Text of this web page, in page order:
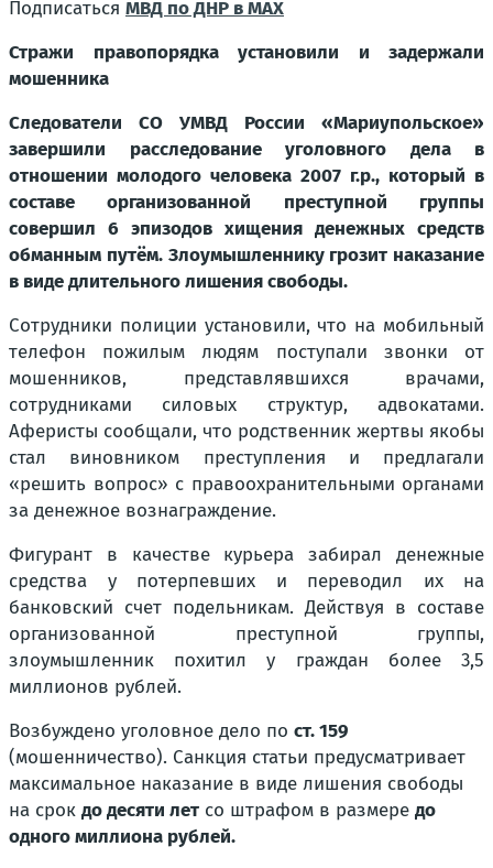
Подписаться МВД по ДНР в MAX
Стражи правопорядка установили и задержали
мошенника
Следователи СО УМВД России «Мариупольское»
завершили расследование уголовного дела в
отношении молодого человека 2007 г.р., который в
составе организованной преступной группы
совершил 6 эпизодов хищения денежных средств
обманным путём. Злоумышленнику грозит наказание
в виде длительного лишения свободы.
Сотрудники полиции установили, что на мобильный
телефон пожилым людям поступали звонки от
мошенников, представлявшихся врачами,
сотрудниками силовых структур, адвокатами.
Аферисты сообщали, что родственник жертвы якобы
стал виновником преступления и предлагали
«решить вопрос» с правоохранительными органами
за денежное вознаграждение.
Фигурант в качестве курьера забирал денежные
средства у потерпевших и переводил их на
банковский счет подельникам. Действуя в составе
организованной преступной группы,
злоумышленник похитил у граждан более 3,5
миллионов рублей.
Возбуждено уголовное дело по ст. 159
(мошенничество). Санкция статьи предусматривает
максимальное наказание в виде лишения свободы
на срок до десяти лет со штрафом в размере до
одного миллиона рублей.